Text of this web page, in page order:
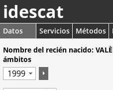
idescat
Datos Servicios Métodos
Nombre del recién nacido:
ámbitos